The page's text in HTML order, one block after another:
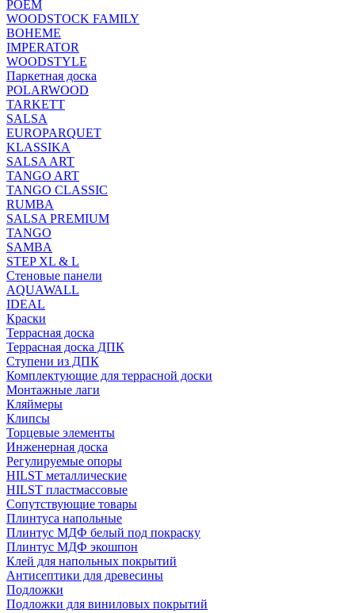
POEM
WOODSTOCK FAMILY
BOHEME
IMPERATOR
WOODSTYLE
Паркетная доска
POLARWOOD
TARKETT
SALSA
EUROPARQUET
KLASSIKA
SALSA ART
TANGO ART
TANGO CLASSIC
RUMBA
SALSA PREMIUM
TANGO
SAMBA
STEP XL & L
Стеновые панели
AQUAWALL
IDEAL
Краски
Террасная доска
Террасная доска ДПК
Ступени из ДПК
Комплектующие для террасной доски
Монтажные лаги
Кляймеры
Клипсы
Торцевые элементы
Инженерная доска
Регулируемые опоры
HILST металлические
HILST пластмассовые
Сопутствующие товары
Плинтуса напольные
Плинтус МДФ белый под покраску
Плинтус МДФ экошпон
Клей для напольных покрытий
Антисептики для древесины
Подложки
Подложки для виниловых покрытий